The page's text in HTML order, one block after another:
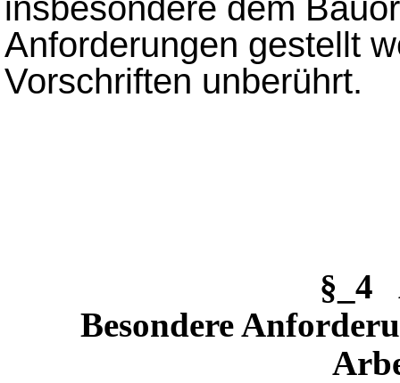
insbesondere dem
Anforderungen gestellt
Vorschriften unberührt.
§_4
Besondere